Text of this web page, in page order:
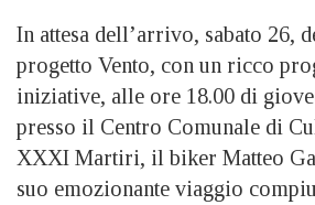
In attesa dell’arrivo, sabato 26,
progetto Vento, con un ricco
iniziative, alle ore 18.00 di
presso il Centro Comunale di
XXXI Martiri, il biker Matteo
suo emozionante viaggio